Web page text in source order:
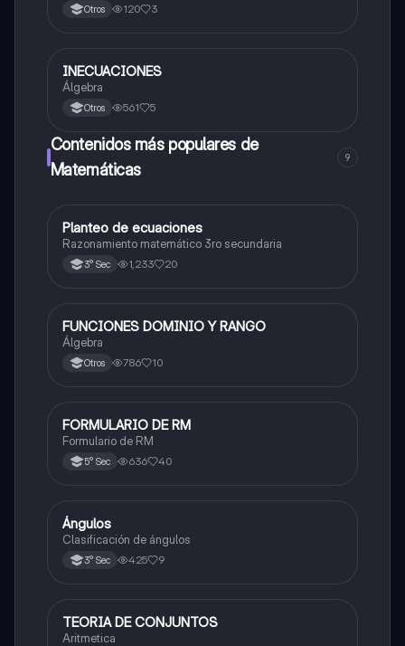
Otros 120 3
Matemáticas
INECUACIONES
Álgebra
Otros 561 5
Contenidos más populares de
Matemáticas
9
Matemáticas
Planteo de ecuaciones
Razonamiento matemático 3ro secundaria
3° Sec 1,233 20
Matemáticas
FUNCIONES DOMINIO Y RANGO
Álgebra
Otros 786 10
Matemáticas
FORMULARIO DE RM
Formulario de RM
5° Sec 636 40
Matemáticas
Ángulos
Clasificación de ángulos
3° Sec 425 9
Matemáticas
TEORIA DE CONJUNTOS
Aritmetica